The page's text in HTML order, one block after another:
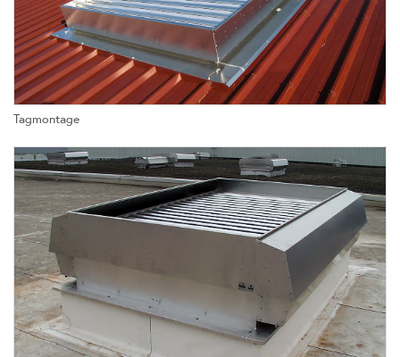
Tagmontage